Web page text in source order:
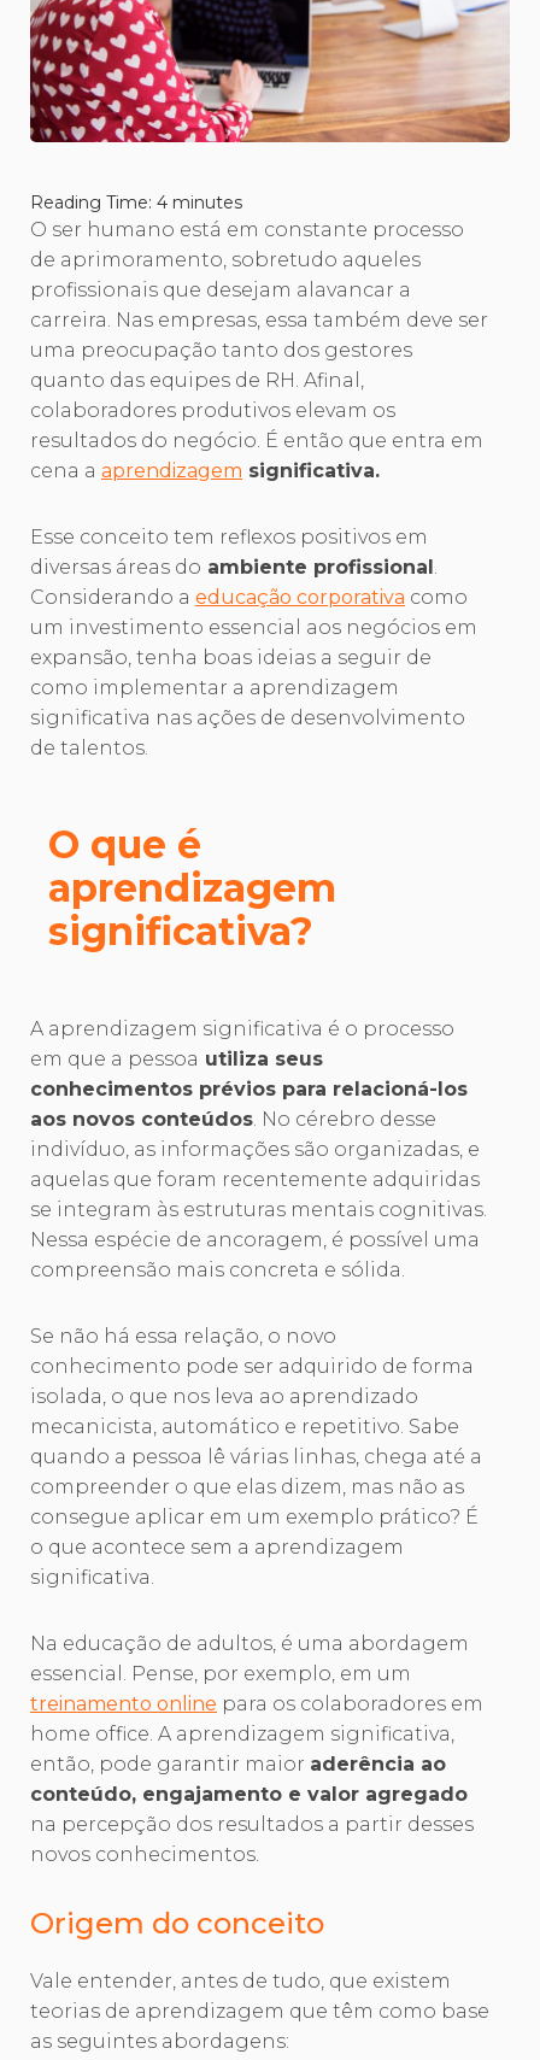
Reading Time: 4 minutes
O ser humano está em constante processo
de aprimoramento, sobretudo aqueles
profissionais que desejam alavancar a
carreira. Nas empresas, essa também deve ser
uma preocupação tanto dos gestores
quanto das equipes de RH. Afinal,
colaboradores produtivos elevam os
resultados do negócio. É então que entra em
cena a aprendizagem significativa.
Esse conceito tem reflexos positivos em
diversas áreas do ambiente profissional.
Considerando a educação corporativa como
um investimento essencial aos negócios em
expansão, tenha boas ideias a seguir de
como implementar a aprendizagem
significativa nas ações de desenvolvimento
de talentos.
O que é
aprendizagem
significativa?
A aprendizagem significativa é o processo
em que a pessoa utiliza seus
conhecimentos prévios para relacioná-los
aos novos conteúdos. No cérebro desse
indivíduo, as informações são organizadas, e
aquelas que foram recentemente adquiridas
se integram às estruturas mentais cognitivas.
Nessa espécie de ancoragem, é possível uma
compreensão mais concreta e sólida.
Se não há essa relação, o novo
conhecimento pode ser adquirido de forma
isolada, o que nos leva ao aprendizado
mecanicista, automático e repetitivo. Sabe
quando a pessoa lê várias linhas, chega até a
compreender o que elas dizem, mas não as
consegue aplicar em um exemplo prático? É
o que acontece sem a aprendizagem
significativa.
Na educação de adultos, é uma abordagem
essencial. Pense, por exemplo, em um
treinamento online para os colaboradores em
home office. A aprendizagem significativa,
então, pode garantir maior aderência ao
conteúdo, engajamento e valor agregado
na percepção dos resultados a partir desses
novos conhecimentos.
Origem do conceito
Vale entender, antes de tudo, que existem
teorias de aprendizagem que têm como base
as seguintes abordagens: